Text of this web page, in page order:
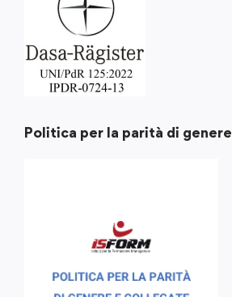
Politica per la parità di genere